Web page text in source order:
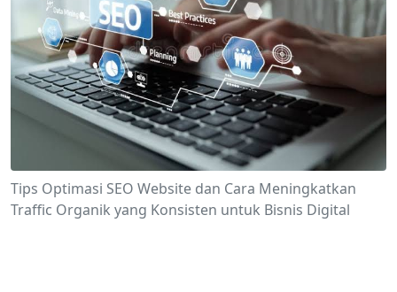
Tips Optimasi SEO Website dan Cara Meningkatkan
Traffic Organik yang Konsisten untuk Bisnis Digital